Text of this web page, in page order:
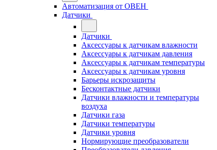
Автоматизация от ОВЕН
Датчики
Датчики
Аксессуары к датчикам влажности
Аксессуары к датчикам давления
Аксессуары к датчикам температуры
Аксессуары к датчикам уровня
Барьеры искрозащиты
Бесконтактные датчики
Датчики влажности и температуры
воздуха
Датчики газа
Датчики температуры
Датчики уровня
Нормирующие преобразователи